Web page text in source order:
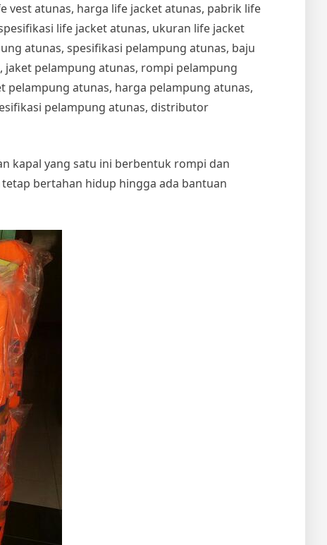
atunas, harga life jacket atunas, pabrik life
life jacket atunas, ukuran life jacket
atunas, spesifikasi pelampung atunas, baju
pelampung atunas, rompi pelampung
pelampung atunas, harga pelampung atunas,
pelampung atunas, distributor
kapal yang satu ini berbentuk rompi dan
bertahan hidup hingga ada bantuan